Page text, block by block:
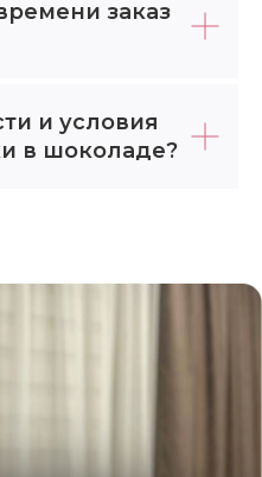
заказ
и условия
в шоколаде?